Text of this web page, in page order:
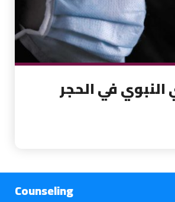
في الحجر
Counseling